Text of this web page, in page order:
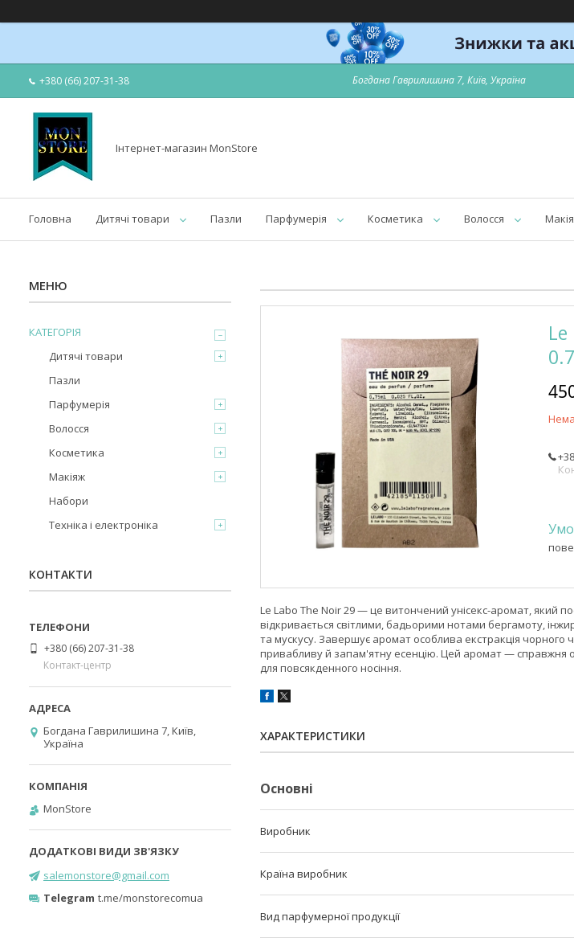
+380 (66) 207-31-38 Богдана Гаврилишина 7, Київ, Україна
Інтернет-магазин MonStore
Головна Дитячі товари Пазли Парфумерія Косметика Волосся
Le Labo The Noir 29 — це витончений унісекс-аромат, який
відкривається світлими, бадьорими нотами бергамоту,
та мускусу. Завершує аромат особлива екстракція
привабливу й запам'ятну есенцію. Цей аромат — справжня
для повсякденного носіння.
ХАРАКТЕРИСТИКИ
Основні
Виробник
Країна виробник
Вид парфумерної продукції
КАТЕГОРІЯ
Дитячі товари
Пазли
Парфумерія
Волосся
Косметика
Макіяж
Набори
Техніка і електроніка
КОНТАКТИ
+380 (66) 207-31-38
Контакт-центр
Богдана Гаврилишина 7, Київ,
Україна
MonStore
salemonstore@gmail.com
Telegram t.me/monstorecomua